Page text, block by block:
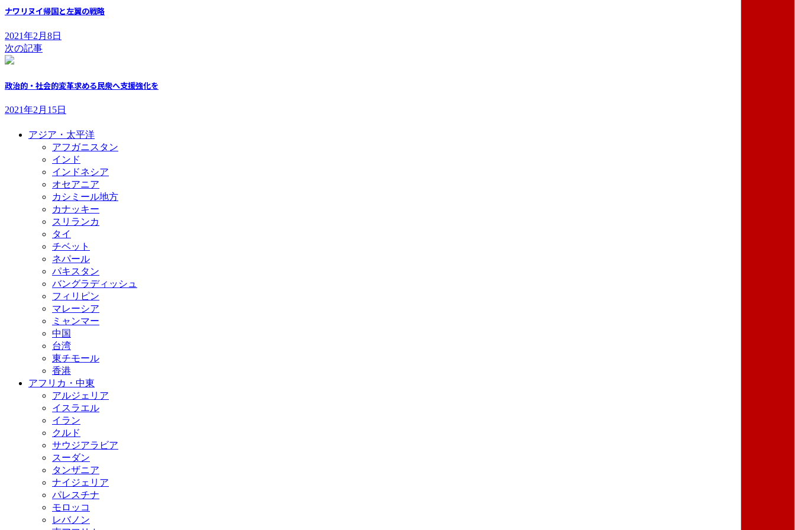
ナワリヌイ帰国と左翼の戦略
2021年2月8日
次の記事
政治的・社会的変革求める民衆へ支援強化を
2021年2月15日
アジア・太平洋
アフガニスタン
インド
インドネシア
オセアニア
カシミール地方
カナッキー
スリランカ
タイ
チベット
ネパール
パキスタン
バングラディッシュ
フィリピン
マレーシア
ミャンマー
中国
台湾
東チモール
香港
アフリカ・中東
アルジェリア
イスラエル
イラン
クルド
サウジアラビア
スーダン
タンザニア
ナイジェリア
パレスチナ
モロッコ
レバノン